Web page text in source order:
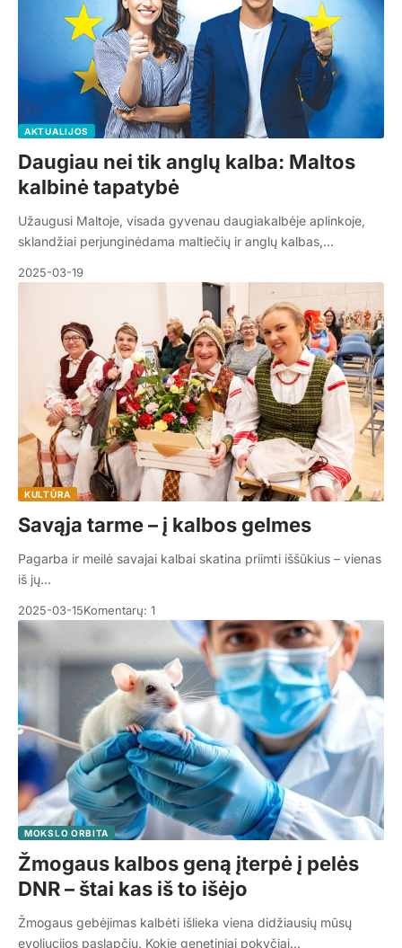
AKTUALIJOS
Daugiau nei tik anglų kalba: Maltos
kalbinė tapatybė
Užaugusi Maltoje, visada gyvenau daugiakalbėje aplinkoje,
sklandžiai perjunginėdama maltiečių ir anglų kalbas,…
2025-03-19
KULTŪRA
Savąja tarme – į kalbos gelmes
Pagarba ir meilė savajai kalbai skatina priimti iššūkius – vienas
iš jų…
2025-03-15Komentarų: 1
MOKSLO ORBITA
Žmogaus kalbos geną įterpė į pelės
DNR – štai kas iš to išėjo
Žmogaus gebėjimas kalbėti išlieka viena didžiausių mūsų
evoliucijos paslapčių. Kokie genetiniai pokyčiai…